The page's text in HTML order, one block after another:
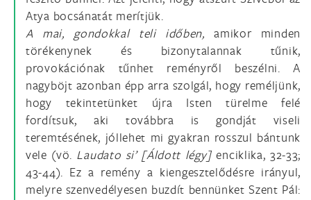
Atya bocsánatát merítjük.
A mai, gondokkal teli időben, amikor minden
törékenynek és bizonytalannak tűnik,
provokációnak tűnhet reményről beszélni. A
nagyböjt azonban épp arra szolgál, hogy reméljünk,
hogy tekintetünket újra Isten türelme felé
fordítsuk, aki továbbra is gondját viseli
teremtésének, jóllehet mi gyakran rosszul bántunk
vele (vö. Laudato si’ [Áldott légy] enciklika, 32-33;
43-44). Ez a remény a kiengesztelődésre irányul,
melyre szenvedélyesen buzdít bennünket Szent Pál: